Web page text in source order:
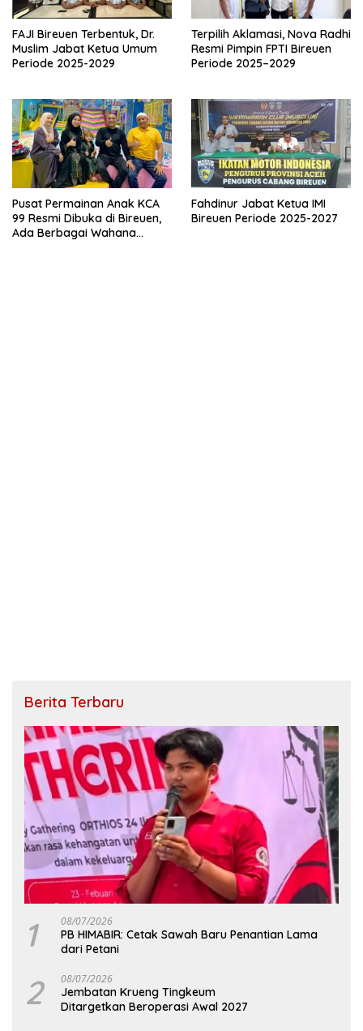
FAJI Bireuen Terbentuk, Dr.
Muslim Jabat Ketua Umum
Periode 2025-2029
Terpilih Aklamasi, Nova Radhi
Resmi Pimpin FPTI Bireuen
Periode 2025–2029
Pusat Permainan Anak KCA
99 Resmi Dibuka di Bireuen,
Ada Berbagai Wahana
Fahdinur Jabat Ketua IMI
Bireuen Periode 2025-2027
Berita Terbaru
1 08/07/2026
PB HIMABIR: Cetak Sawah Baru Penantian Lama
dari Petani
2 08/07/2026
Jembatan Krueng Tingkeum
Ditargetkan Beroperasi Awal 2027